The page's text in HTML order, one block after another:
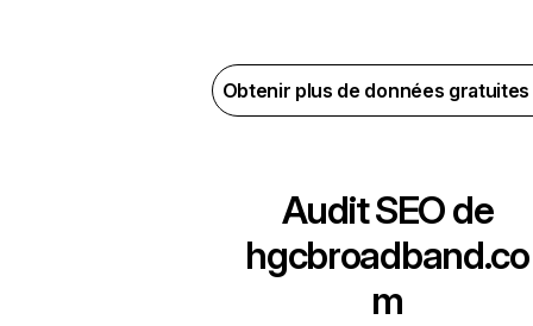
Obtenir plus de données
Audit SEO de
hgcbroadband.co
m